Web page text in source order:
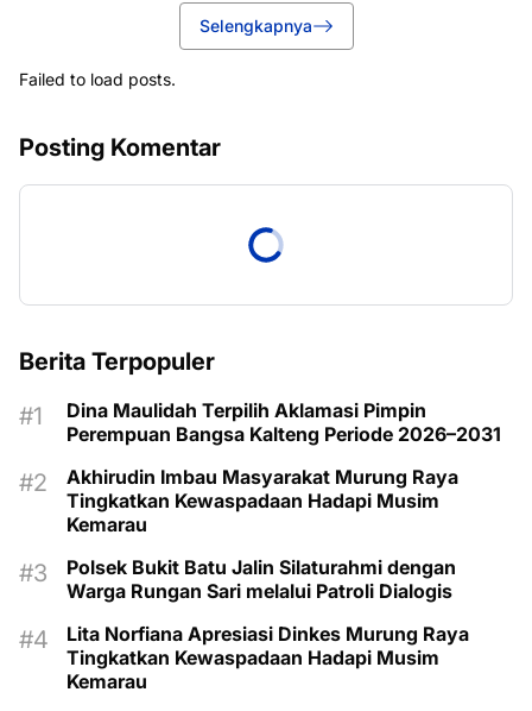
Selengkapnya
Failed to load posts.
Posting Komentar
Berita Terpopuler
Dina Maulidah Terpilih Aklamasi Pimpin
Perempuan Bangsa Kalteng Periode 2026–2031
Akhirudin Imbau Masyarakat Murung Raya
Tingkatkan Kewaspadaan Hadapi Musim
Kemarau
Polsek Bukit Batu Jalin Silaturahmi dengan
Warga Rungan Sari melalui Patroli Dialogis
Lita Norfiana Apresiasi Dinkes Murung Raya
Tingkatkan Kewaspadaan Hadapi Musim
Kemarau